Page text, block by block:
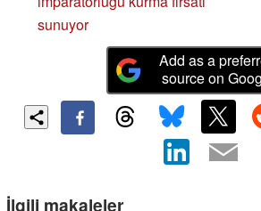
sunuyor
Add as a
source on
İlgili makaleler